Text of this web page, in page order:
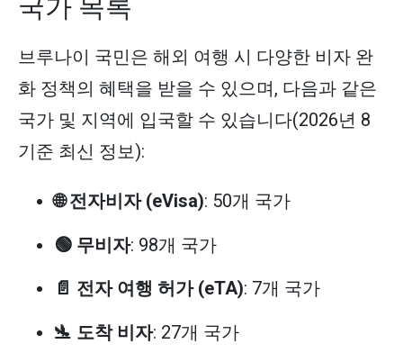
국가 목록
브루나이 국민은 해외 여행 시 다양한 비자 완
화 정책의 혜택을 받을 수 있으며, 다음과 같은
국가 및 지역에 입국할 수 있습니다(2026년 8
기준 최신 정보):
🌐 전자비자 (eVisa): 50개 국가
🟢 무비자: 98개 국가
📄 전자 여행 허가 (eTA): 7개 국가
🛬 도착 비자: 27개 국가